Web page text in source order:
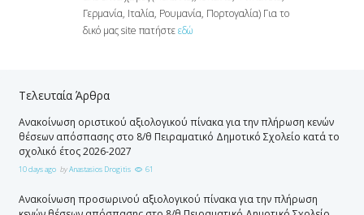
Γερμανία, Ιταλία, Ρουμανία, Πορτογαλία) Για το
δικό μας site πατήστεεδώ
Τελευταία Άρθρα
Ανακοίνωση οριστικού αξιολογικού πίνακα για την πλήρωση κενών
θέσεων απόσπασης στο 8/θ Πειραματικό Δημοτικό Σχολείο κατά το
σχολικό έτος 2026-2027
10 days ago byAnastasios Drogitis 61
Ανακοίνωση προσωρινού αξιολογικού πίνακα για την πλήρωση